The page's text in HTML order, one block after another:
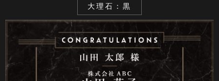
大理石：黒